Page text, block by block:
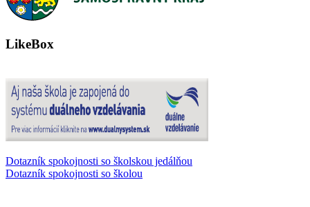
LikeBox
Dotazník spokojnosti so školskou jedálňou
Dotazník spokojnosti so školou